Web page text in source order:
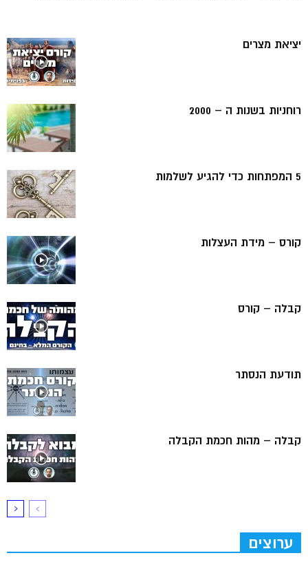
יציאת מצרים
רוחניות בשנות ה – 2000
5 המפתחות כדי להגיע לשלמות
קורס – מידת העצלות
קבלה – קורס
תודעת הנסתר
קבלה – מהות חכמת הקבלה
ערוצים